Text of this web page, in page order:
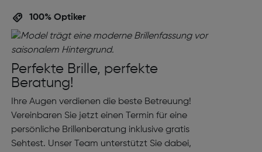
100% Optiker
Perfekte Brille, perfekte
Beratung!
Ihre Augen verdienen die beste Betreuung!
Vereinbaren Sie jetzt einen Termin für eine
persönliche Brillenberatung inklusive gratis
Sehtest. Unser Team unterstützt Sie dabei,